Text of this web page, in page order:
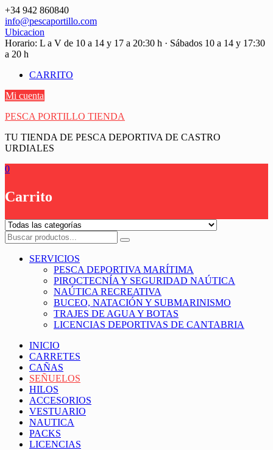
Saltar
contenido
+34 942 860840
info@pescaportillo.com
Ubicacion
Horario: L a V de 10 a 14 y 17 a 20:30 h · Sábados 10 a 14 y 17:30
a 20 h
CARRITO
Mi cuenta
PESCA PORTILLO TIENDA
TU TIENDA DE PESCA DEPORTIVA DE CASTRO
URDIALES
0
Carrito
SERVICIOS
PESCA DEPORTIVA MARÍTIMA
PIROCTECNÍA Y SEGURIDAD NAÚTICA
NAÚTICA RECREATIVA
BUCEO, NATACIÓN Y SUBMARINISMO
TRAJES DE AGUA Y BOTAS
LICENCIAS DEPORTIVAS DE CANTABRIA
INICIO
CARRETES
CAÑAS
SEÑUELOS
HILOS
ACCESORIOS
VESTUARIO
NAUTICA
PACKS
LICENCIAS